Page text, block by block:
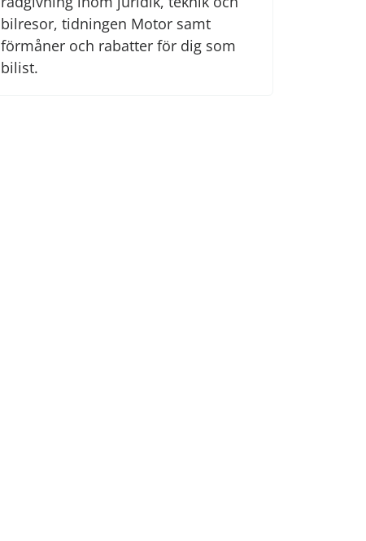
bilresor, tidningen Motor samt
förmåner och rabatter för dig som
bilist.